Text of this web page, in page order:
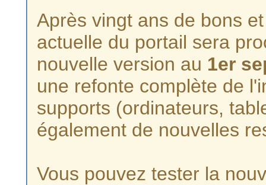
Après vingt ans de bons
actuelle du portail sera
nouvelle version au 1er
une refonte complète de
supports (ordinateurs,
également de nouvelles
Vous pouvez tester la